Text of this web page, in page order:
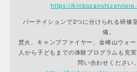
https://
パーテイションで2つに分けられる研修
備。
焚火、キャンプファイヤー、金峰山ウォ
人から子どもまでの体験プログラムも充
問い合わせください。